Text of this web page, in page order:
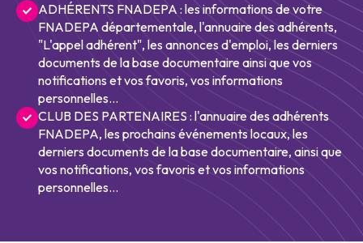
ADHÉRENTS FNADEPA : les informations de votre
FNADEPA départementale, l'annuaire des adhérents,
"L'appel adhérent", les annonces d'emploi, les derniers
documents de la base documentaire ainsi que vos
notifications et vos favoris, vos informations
personnelles...
CLUB DES PARTENAIRES : l'annuaire des adhérents
FNADEPA, les prochains événements locaux, les
derniers documents de la base documentaire, ainsi que
vos notifications, vos favoris et vos informations
personnelles...